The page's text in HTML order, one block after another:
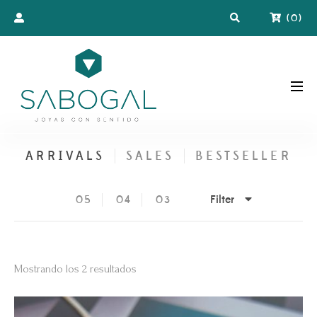
(0)
ARRIVALS SALES BESTSELLER
05 04 03 Filter
Mostrando los 2 resultados
los